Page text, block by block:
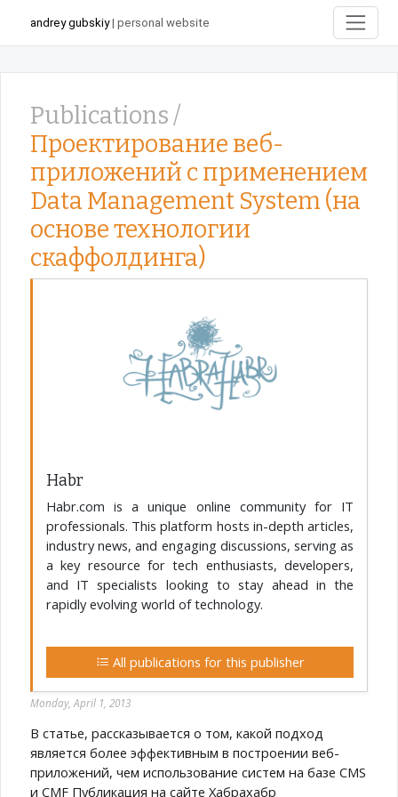
andrey gubskiy| personal website
Publications /
Проектирование веб-
приложений с применением
Data Management System (на
основе технологии
скаффолдинга)
Habr
Habr.com is a unique online community for IT
professionals. This platform hosts in-depth articles,
industry news, and engaging discussions, serving as
a key resource for tech enthusiasts, developers,
and IT specialists looking to stay ahead in the
rapidly evolving world of technology.
All publications for this publisher
Monday, April 1, 2013
В статье, рассказывается о том, какой подход
является более эффективным в построении веб-
приложений, чем использование систем на базе CMS
и CMF Публикация на сайте Хабрахабр